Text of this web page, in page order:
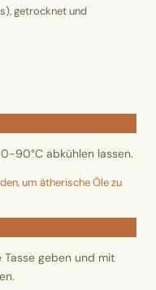
getrocknet und
90°C abkühlen lassen.
um ätherische Öle zu
geben und mit